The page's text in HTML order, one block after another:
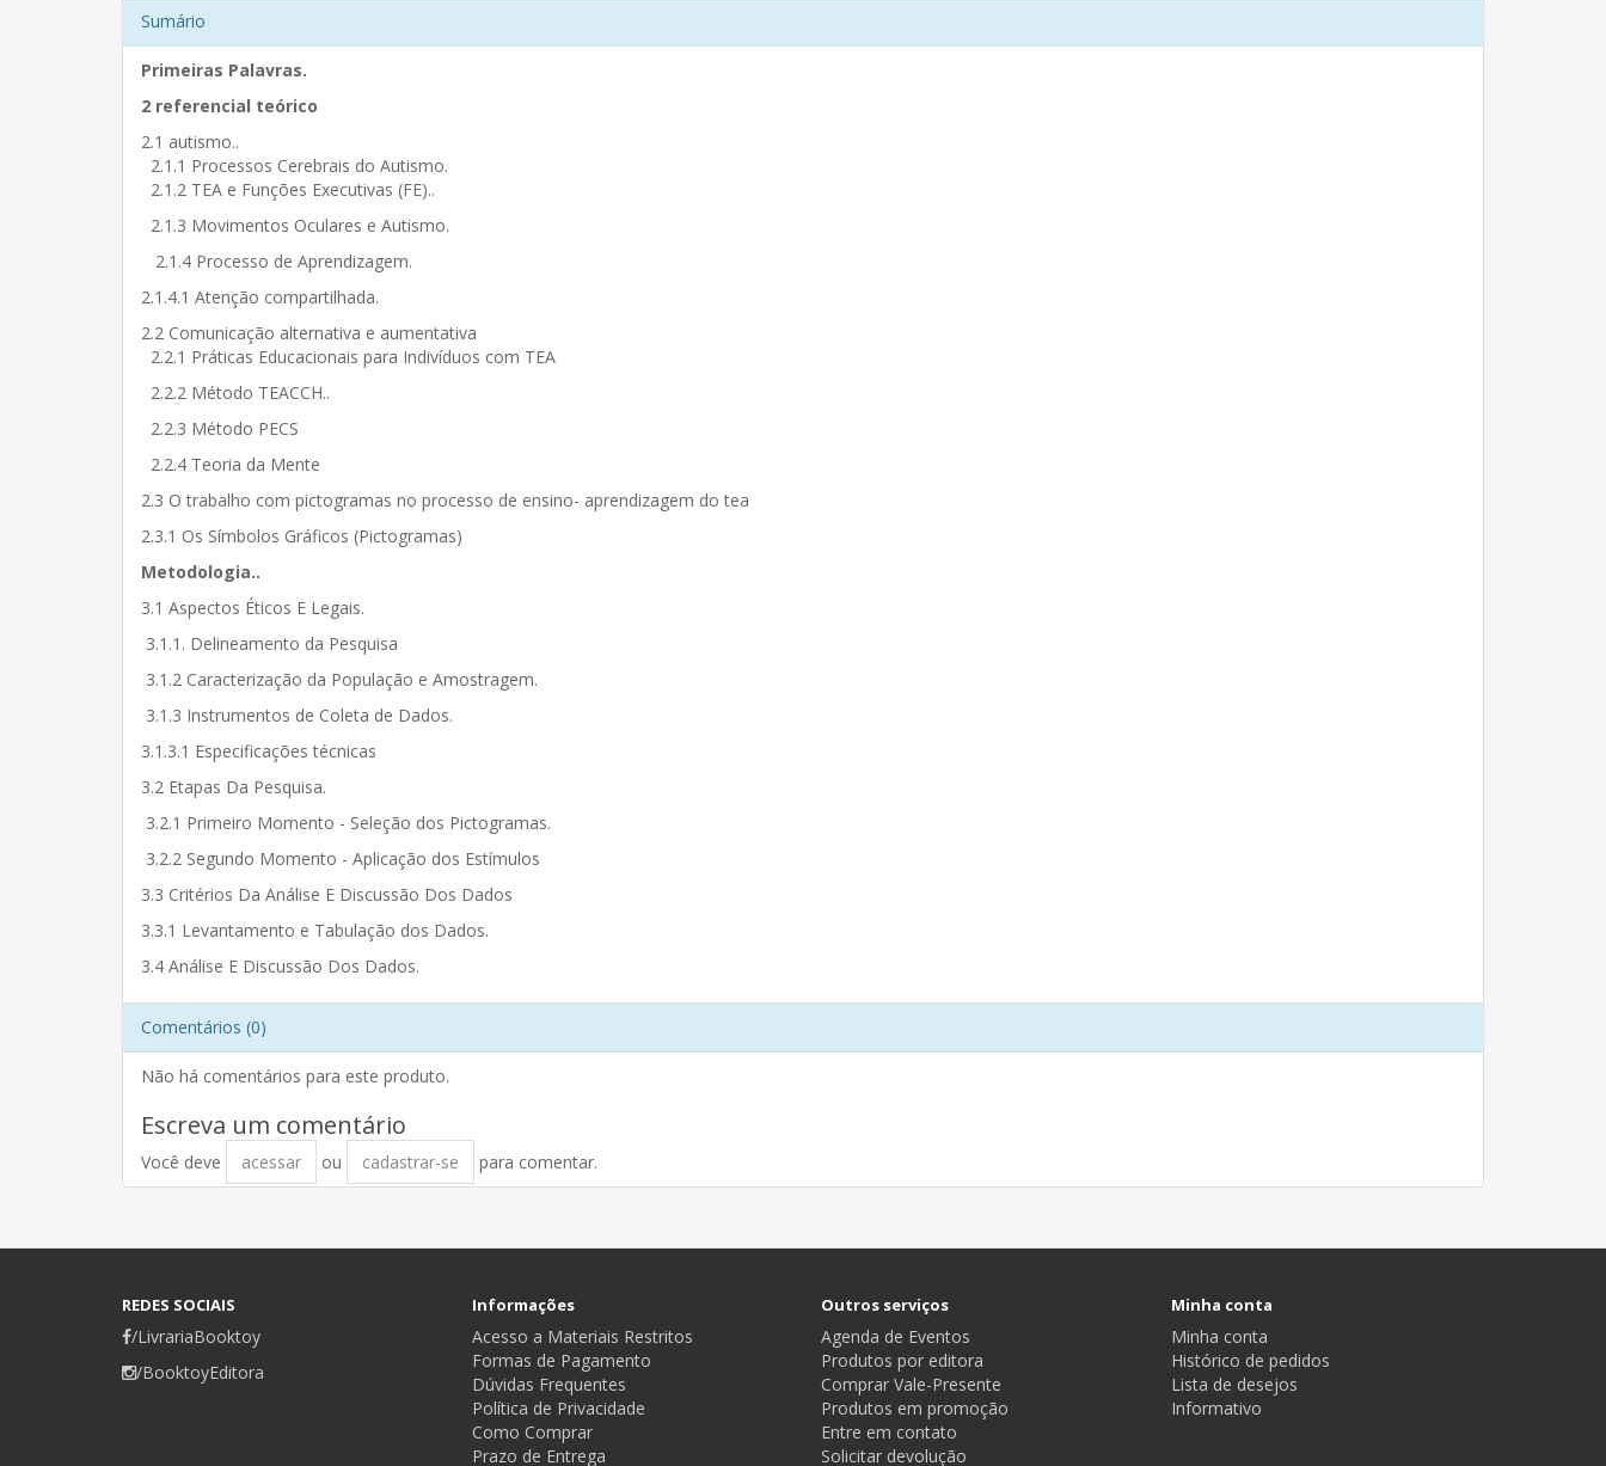
Sumário
Primeiras Palavras.
2 referencial teórico
2.1 autismo..
2.1.1 Processos Cerebrais do Autismo.
2.1.2 TEA e Funções Executivas (FE)..
2.1.3 Movimentos Oculares e Autismo.
2.1.4 Processo de Aprendizagem.
2.1.4.1 Atenção compartilhada.
2.2 Comunicação alternativa e aumentativa
2.2.1 Práticas Educacionais para Indivíduos com TEA
2.2.2 Método TEACCH..
2.2.3 Método PECS
2.2.4 Teoria da Mente
2.3 O trabalho com pictogramas no processo de ensino- aprendizagem do tea
2.3.1 Os Símbolos Gráficos (Pictogramas)
Metodologia..
3.1 Aspectos Éticos E Legais.
3.1.1. Delineamento da Pesquisa
3.1.2 Caracterização da População e Amostragem.
3.1.3 Instrumentos de Coleta de Dados.
3.1.3.1 Especificações técnicas
3.2 Etapas Da Pesquisa.
3.2.1 Primeiro Momento - Seleção dos Pictogramas.
3.2.2 Segundo Momento - Aplicação dos Estímulos
3.3 Critérios Da Análise E Discussão Dos Dados
3.3.1 Levantamento e Tabulação dos Dados.
3.4 Análise E Discussão Dos Dados.
Comentários (0)
Não há comentários para este produto.
Escreva um comentário
Você deve acessar ou cadastrar-se para comentar.
REDES SOCIAIS
/LivrariaBooktoy
/BooktoyEditora
Informações
Acesso a Materiais Restritos
Formas de Pagamento
Dúvidas Frequentes
Política de Privacidade
Como Comprar
Prazo de Entrega
Outros serviços
Agenda de Eventos
Produtos por editora
Comprar Vale-Presente
Produtos em promoção
Entre em contato
Solicitar devolução
Minha conta
Minha conta
Histórico de pedidos
Lista de desejos
Informativo